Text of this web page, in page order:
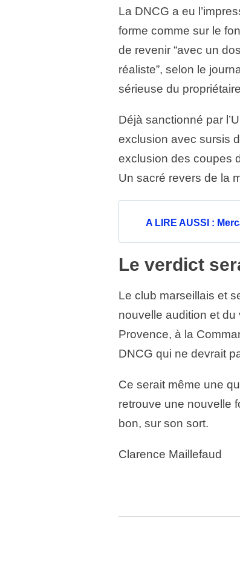
La DNCG a eu
forme comme sur le
de revenir “avec un
réaliste”, selon le
sérieuse du
Déjà sanctionné par
exclusion avec sursis
exclusion des coupes
Un sacré revers de la
A LIRE AUSSI :
Le verdict
Le club marseillais et
nouvelle audition et
Provence, à la
DNCG qui ne devrait
Ce serait même une
retrouve une nouvelle
bon, sur son sort.
Clarence Maillefaud